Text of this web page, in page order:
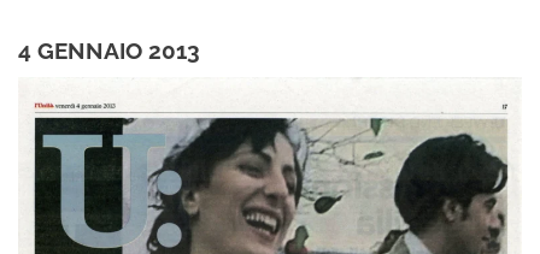
4 GENNAIO 2013